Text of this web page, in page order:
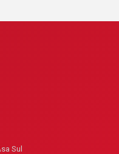
Sul